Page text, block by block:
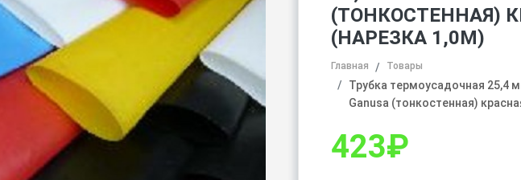
(ТОНКОСТЕННАЯ)
(НАРЕЗКА 1,0М)
Главная Товары
Трубка термоусадочная 25,4
Ganusa (тонкостенная)
423₽